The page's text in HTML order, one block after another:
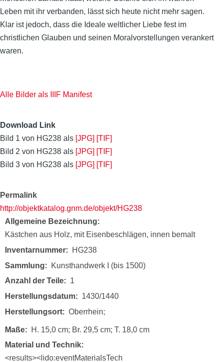
Leben mit ihr verbanden, lässt sich heute nicht mehr sagen.
Klar ist jedoch, dass die Ideale weltlicher Liebe fest im
christlichen Glauben und seinen Moralvorstellungen verankert
waren.
Alle Bilder als IIIF Manifest
Download Link
Bild 1 von HG238 als [JPG] [TIF]
Bild 2 von HG238 als [JPG] [TIF]
Bild 3 von HG238 als [JPG] [TIF]
Permalink
http://objektkatalog.gnm.de/objekt/HG238
Allgemeine Bezeichnung
Kästchen aus Holz, mit Eisenbeschlägen, innen bemalt
Inventarnummer
HG238
Sammlung
Kunsthandwerk I (bis 1500)
Anzahl der Teile
1
Herstellungsdatum
1430/1440
Herstellungsort
Oberrhein;
Maße
H. 15,0 cm; Br. 29,5 cm; T. 18,0 cm
Material und Technik
<results><lido:eventMaterialsTech